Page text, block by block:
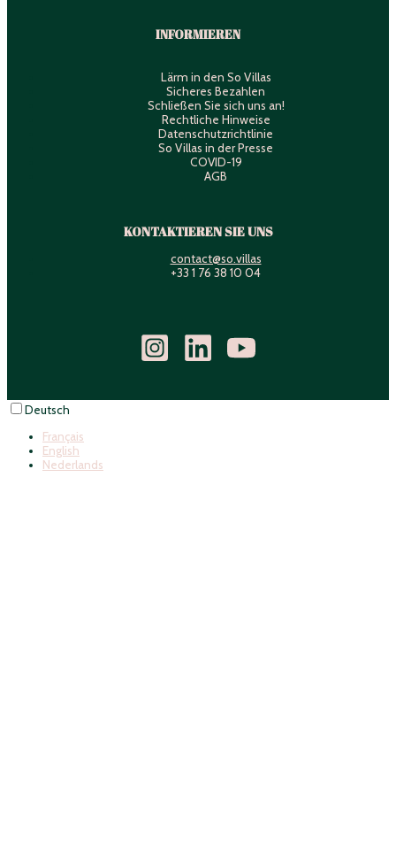
INFORMIEREN
Lärm in den So Villas
Sicheres Bezahlen
Schließen Sie sich uns an!
Rechtliche Hinweise
Datenschutzrichtlinie
So Villas in der Presse
COVID-19
AGB
KONTAKTIEREN SIE UNS
contact@so.villas
+33 1 76 38 10 04
Deutsch
Français
English
Nederlands